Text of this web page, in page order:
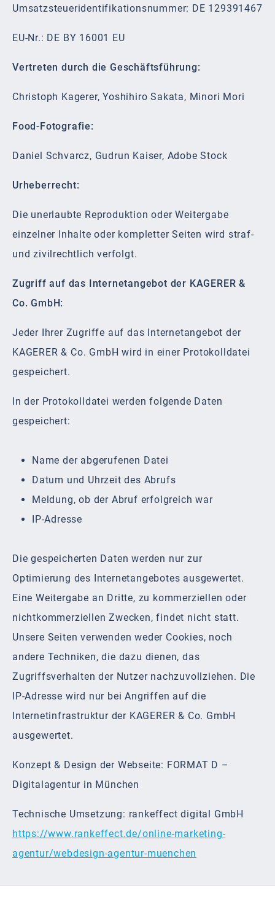
Umsatzsteueridentifikationsnummer: DE 129391467
EU-Nr.: DE BY 16001 EU
Vertreten durch die Geschäftsführung:
Christoph Kagerer, Yoshihiro Sakata, Minori Mori
Food-Fotografie:
Daniel Schvarcz, Gudrun Kaiser, Adobe Stock
Urheberrecht:
Die unerlaubte Reproduktion oder Weitergabe
einzelner Inhalte oder kompletter Seiten wird straf-
und zivilrechtlich verfolgt.
Zugriff auf das Internetangebot der KAGERER &
Co. GmbH:
Jeder Ihrer Zugriffe auf das Internetangebot der
KAGERER & Co. GmbH wird in einer Protokolldatei
gespeichert.
In der Protokolldatei werden folgende Daten
gespeichert:
Name der abgerufenen Datei
Datum und Uhrzeit des Abrufs
Meldung, ob der Abruf erfolgreich war
IP-Adresse
Die gespeicherten Daten werden nur zur
Optimierung des Internetangebotes ausgewertet.
Eine Weitergabe an Dritte, zu kommerziellen oder
nichtkommerziellen Zwecken, findet nicht statt.
Unsere Seiten verwenden weder Cookies, noch
andere Techniken, die dazu dienen, das
Zugriffsverhalten der Nutzer nachzuvollziehen. Die
IP-Adresse wird nur bei Angriffen auf die
Internetinfrastruktur der KAGERER & Co. GmbH
ausgewertet.
Konzept & Design der Webseite: FORMAT D –
Digitalagentur in München
Technische Umsetzung: rankeffect digital GmbH
https://www.rankeffect.de/online-marketing-
agentur/webdesign-agentur-muenchen